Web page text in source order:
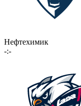
Нефтехимик
-:-